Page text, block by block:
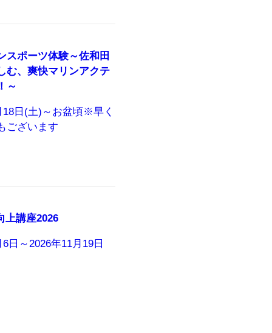
スポーツ体験～佐和田
む、爽快マリンアクテ
～
18日(土)～お盆頃※早く
ございます
上講座2026
日～2026年11月19日